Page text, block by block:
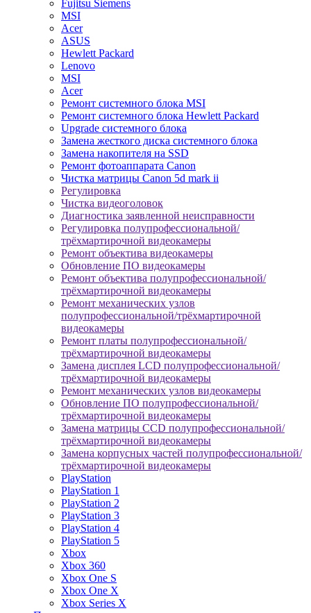
Fujitsu Siemens
MSI
Acer
ASUS
Hewlett Packard
Lenovo
MSI
Acer
Ремонт системного блока MSI
Ремонт системного блока Hewlett Packard
Upgrade системного блока
Замена жесткого диска системного блока
Замена накопителя на SSD
Ремонт фотоаппарата Canon
Чистка матрицы Canon 5d mark ii
Регулировка
Чистка видеоголовок
Диагностика заявленной неисправности
Регулировка полупрофессиональной/
трёхмартирочной видеокамеры
Ремонт объектива видеокамеры
Обновление ПО видеокамеры
Ремонт объектива полупрофессиональной/
трёхмартирочной видеокамеры
Ремонт механических узлов
полупрофессиональной/трёхмартирочной
видеокамеры
Ремонт платы полупрофессиональной/
трёхмартирочной видеокамеры
Замена дисплея LCD полупрофессиональной/
трёхмартирочной видеокамеры
Ремонт механических узлов видеокамеры
Обновление ПО полупрофессиональной/
трёхмартирочной видеокамеры
Замена матрицы CCD полупрофессиональной/
трёхмартирочной видеокамеры
Замена корпусных частей полупрофессиональной/
трёхмартирочной видеокамеры
PlayStation
PlayStation 1
PlayStation 2
PlayStation 3
PlayStation 4
PlayStation 5
Xbox
Xbox 360
Xbox One S
Xbox One X
Xbox Series X